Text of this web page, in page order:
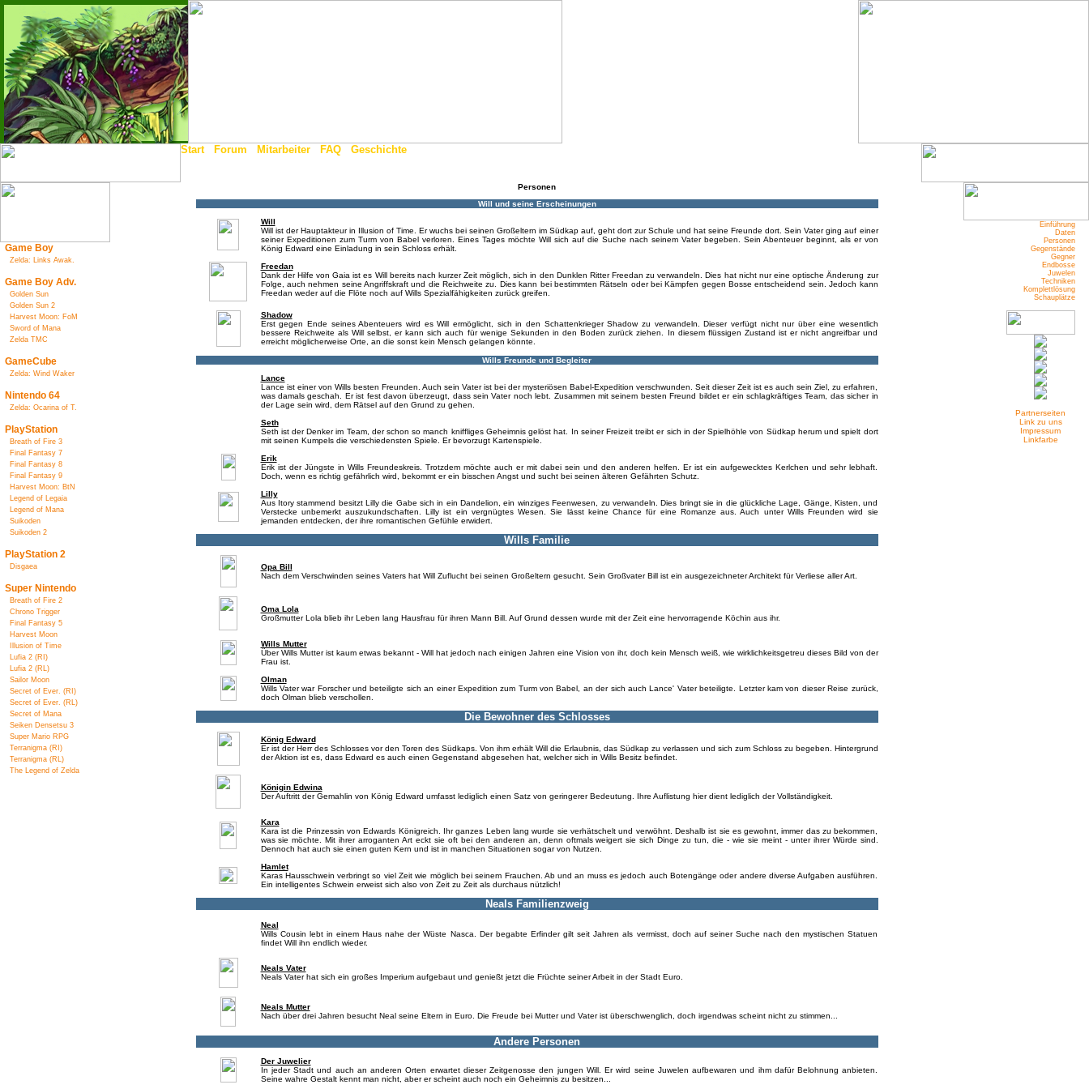
Start- Forum Mitarbeiter FAQ Geschichte
Game Boy
Zelda: Links Awak.
Game Boy Adv.
Golden Sun
Golden Sun 2
Harvest Moon: FoM
Sword of Mana
Zelda TMC
GameCube
Zelda: Wind Waker
Nintendo 64
Zelda: Ocarina of T.
PlayStation
Breath of Fire 3
Final Fantasy 7
Final Fantasy 8
Final Fantasy 9
Harvest Moon: BtN
Legend of Legaia
Legend of Mana
Suikoden
Suikoden 2
PlayStation 2
Disgaea
Super Nintendo
Breath of Fire 2
Chrono Trigger
Final Fantasy 5
Harvest Moon
Illusion of Time
Lufia 2 (RI)
Lufia 2 (RL)
Sailor Moon
Secret of Ever. (RI)
Secret of Ever. (RL)
Secret of Mana
Seiken Densetsu 3
Super Mario RPG
Terranigma (RI)
Terranigma (RL)
The Legend of Zelda
Personen
Will und seine Erscheinungen
Will
Will ist der Hauptakteur in Illusion of Time. Er wuchs bei seinen Großeltern im Südkap auf, geht dort zur Schule und hat seine Freunde dort. Sein Vater ging auf einer
seiner Expeditionen zum Turm von Babel verloren. Eines Tages möchte Will sich auf die Suche nach seinem Vater begeben. Sein Abenteuer beginnt, als er von
König Edward eine Einladung in sein Schloss erhält.
Freedan
Dank der Hilfe von Gaia ist es Will bereits nach kurzer Zeit möglich, sich in den Dunklen Ritter Freedan zu verwandeln. Dies hat nicht nur eine optische Änderung zur
Folge, auch nehmen seine Angriffskraft und die Reichweite zu. Dies kann bei bestimmten Rätseln oder bei Kämpfen gegen Bosse entscheidend sein. Jedoch kann
Freedan weder auf die Flöte noch auf Wills Spezialfähigkeiten zurück greifen.
Shadow
Erst gegen Ende seines Abenteuers wird es Will ermöglicht, sich in den Schattenkrieger Shadow zu verwandeln. Dieser verfügt nicht nur über eine wesentlich
bessere Reichweite als Will selbst, er kann sich auch für wenige Sekunden in den Boden zurück ziehen. In diesem flüssigen Zustand ist er nicht angreifbar und
erreicht möglicherweise Orte, an die sonst kein Mensch gelangen könnte.
Wills Freunde und Begleiter
Lance
Lance ist einer von Wills besten Freunden. Auch sein Vater ist bei der mysteriösen Babel-Expedition verschwunden. Seit dieser Zeit ist es auch sein Ziel, zu erfahren,
was damals geschah. Er ist fest davon überzeugt, dass sein Vater noch lebt. Zusammen mit seinem besten Freund bildet er ein schlagkräftiges Team, das sicher in
der Lage sein wird, dem Rätsel auf den Grund zu gehen.
Seth
Seth ist der Denker im Team, der schon so manch kniffliges Geheimnis gelöst hat. In seiner Freizeit treibt er sich in der Spielhöhle von Südkap herum und spielt dort
mit seinen Kumpels die verschiedensten Spiele. Er bevorzugt Kartenspiele.
Erik
Erik ist der Jüngste in Wills Freundeskreis. Trotzdem möchte auch er mit dabei sein und den anderen helfen. Er ist ein aufgewecktes Kerlchen und sehr lebhaft.
Doch, wenn es richtig gefährlich wird, bekommt er ein bisschen Angst und sucht bei seinen älteren Gefährten Schutz.
Lilly
Aus Itory stammend besitzt Lilly die Gabe sich in ein Dandelion, ein winziges Feenwesen, zu verwandeln. Dies bringt sie in die glückliche Lage, Gänge, Kisten, und
Verstecke unbemerkt auszukundschaften. Lilly ist ein vergnügtes Wesen. Sie lässt keine Chance für eine Romanze aus. Auch unter Wills Freunden wird sie
jemanden entdecken, der ihre romantischen Gefühle erwidert.
Wills Familie
Opa Bill
Nach dem Verschwinden seines Vaters hat Will Zuflucht bei seinen Großeltern gesucht. Sein Großvater Bill ist ein ausgezeichneter Architekt für Verliese aller Art.
Oma Lola
Großmutter Lola blieb ihr Leben lang Hausfrau für ihren Mann Bill. Auf Grund dessen wurde mit der Zeit eine hervorragende Köchin aus ihr.
Wills Mutter
Über Wills Mutter ist kaum etwas bekannt - Will hat jedoch nach einigen Jahren eine Vision von ihr, doch kein Mensch weiß, wie wirklichkeitsgetreu dieses Bild von der
Frau ist.
Olman
Wills Vater war Forscher und beteiligte sich an einer Expedition zum Turm von Babel, an der sich auch Lance' Vater beteiligte. Letzter kam von dieser Reise zurück,
doch Olman blieb verschollen.
Die Bewohner des Schlosses
König Edward
Er ist der Herr des Schlosses vor den Toren des Südkaps. Von ihm erhält Will die Erlaubnis, das Südkap zu verlassen und sich zum Schloss zu begeben. Hintergrund
der Aktion ist es, dass Edward es auch einen Gegenstand abgesehen hat, welcher sich in Wills Besitz befindet.
Königin Edwina
Der Auftritt der Gemahlin von König Edward umfasst lediglich einen Satz von geringerer Bedeutung. Ihre Auflistung hier dient lediglich der Vollständigkeit.
Kara
Kara ist die Prinzessin von Edwards Königreich. Ihr ganzes Leben lang wurde sie verhätschelt und verwöhnt. Deshalb ist sie es gewohnt, immer das zu bekommen,
was sie möchte. Mit ihrer arroganten Art eckt sie oft bei den anderen an, denn oftmals weigert sie sich Dinge zu tun, die - wie sie meint - unter ihrer Würde sind.
Dennoch hat auch sie einen guten Kern und ist in manchen Situationen sogar von Nutzen.
Hamlet
Karas Hausschwein verbringt so viel Zeit wie möglich bei seinem Frauchen. Ab und an muss es jedoch auch Botengänge oder andere diverse Aufgaben ausführen.
Ein intelligentes Schwein erweist sich also von Zeit zu Zeit als durchaus nützlich!
Neals Familienzweig
Neal
Wills Cousin lebt in einem Haus nahe der Wüste Nasca. Der begabte Erfinder gilt seit Jahren als vermisst, doch auf seiner Suche nach den mystischen Statuen
findet Will ihn endlich wieder.
Neals Vater
Neals Vater hat sich ein großes Imperium aufgebaut und genießt jetzt die Früchte seiner Arbeit in der Stadt Euro.
Neals Mutter
Nach über drei Jahren besucht Neal seine Eltern in Euro. Die Freude bei Mutter und Vater ist überschwenglich, doch irgendwas scheint nicht zu stimmen...
Andere Personen
Der Juwelier
In jeder Stadt und auch an anderen Orten erwartet dieser Zeitgenosse den jungen Will. Er wird seine Juwelen aufbewaren und ihm dafür Belohnung anbieten.
Seine wahre Gestalt kennt man nicht, aber er scheint auch noch ein Geheimnis zu besitzen...
Einführung
Daten
Personen
Gegenstände
Gegner
Endbosse
Juwelen
Techniken
Komplettlösung
Schauplätze
Partnerseiten
Link zu uns
Impressum
Linkfarbe